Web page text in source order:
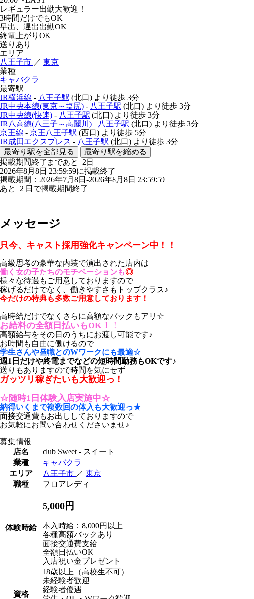
レギュラー出勤大歓迎！
3時間だけでもOK
早出、遅出出勤OK
終電上がりOK
送りあり
エリア
八王子市 ／ 東京
業種
キャバクラ
最寄駅
JR横浜線 - 八王子駅 (北口) より徒歩 3分
JR中央本線(東京～塩尻) - 八王子駅 (北口) より徒歩 3分
JR中央線(快速) - 八王子駅 (北口) より徒歩 3分
JR八高線(八王子～高麗川) - 八王子駅 (北口) より徒歩 3分
京王線 - 京王八王子駅 (西口) より徒歩 5分
JR成田エクスプレス - 八王子駅 (北口) より徒歩 3分
最寄り駅を全部見る
最寄り駅を縮める
掲載期間終了まであと 2 日
2026年8月8日 23:59:59に掲載終了
掲載期間：2026年7月8日-2026年8月8日 23:59:59
あと 2 日で掲載期間終了
メッセージ
只今、キャスト採用強化キャンペーン中！！
高級思考の豪華な内装で演出された店内は
働く女の子たちのモチベーションも◎
様々な待遇もご用意しておりますので
稼げるだけでなく、働きやすさもトップクラス♪
今だけの特典も多数ご用意しております！
高時給だけでなくさらに高額なバックもアリ☆
お給料の全額日払いもOK！！
高額給与をその日のうちにお渡し可能です♪
お時間も自由に働けるので
学生さんや昼職とのWワークにも最適☆
週1日だけや終電までなどの短時間勤務もOKです♪
送りもありますので時間を気にせず
ガッツリ稼ぎたいも大歓迎っ！
☆随時1日体験入店実施中☆
納得いくまで複数回の体入も大歓迎っ★
面接交通費もお出ししておりますので
お気軽にお問い合わせくださいませ♪
募集情報
店名
club Sweet - スイート
業種
キャバクラ
エリア
八王子市 ／ 東京
職種
フロアレディ
体験時給
5,000円
本入時給：8,000円以上
各種高額バックあり
面接交通費支給
全額日払いOK
入店祝い金プレゼント
資格
18歳以上（高校生不可）
未経験者歓迎
経験者優遇